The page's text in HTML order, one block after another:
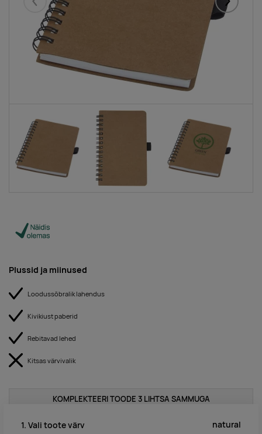
Eelmised
Plussid ja miinused
Loodussõbralik lahendus
Kivikiust paberid
Rebitavad lehed
Kitsas värvivalik
KOMPLEKTEERI TOODE 3 LIHTSA SAMMUGA
1. Vali toote värv natural